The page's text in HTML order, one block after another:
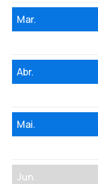
Mar.
Abr.
Mai.
Jun.